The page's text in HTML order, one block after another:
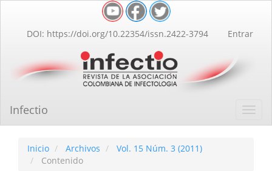
Contenido
principal
lateral
DOI: https://doi.org/10.22354/issn.2422-3794 Entrar
Infectio
Inicio Archivos
Vol. 15 Núm. 3 (2011)
Contenido